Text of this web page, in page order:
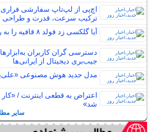
اچ‌پی از لپ‌تاپ سفارشی فراری
ترکیب سرعت، قدرت و
آیا گلکسی زد فولد ۸ قافیه را به رقبا می‌بازد؟
دسترسی گران کاربران
جیب‌بری دیجیتال از ایرانی‌ها
مدل جدید هوش مصنوعی
اعتراض به قطعی اینترنت /
شد»
سایر